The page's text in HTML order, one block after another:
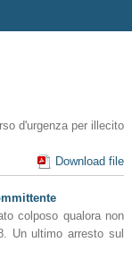
d'urgenza per illecito
Download file
colposo qualora non
Un ultimo arresto sul